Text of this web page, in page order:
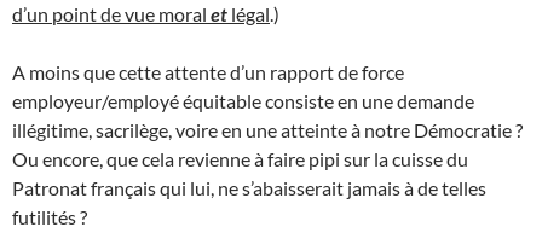
d’un point de vue moral et légal .)
A moins que cette attente d’un rapport de force
employeur/employé équitable consiste en une demande
illégitime, sacrilège, voire en une atteinte à notre Démocratie ?
Ou encore, que cela revienne à faire pipi sur la cuisse du
Patronat français qui lui, ne s’abaisserait jamais à de telles
futilités ?